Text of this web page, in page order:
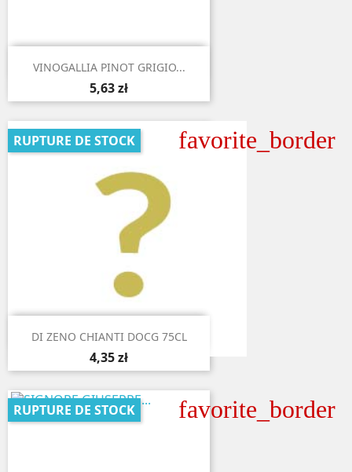
 Aperçu rapide
VINOGALLIA PINOT GRIGIO...
5,63 zł
favorite_border
 Aperçu rapide
DI ZENO CHIANTI DOCG 75CL
4,35 zł
RUPTURE DE STOCK
favorite_border
RUPTURE DE STOCK